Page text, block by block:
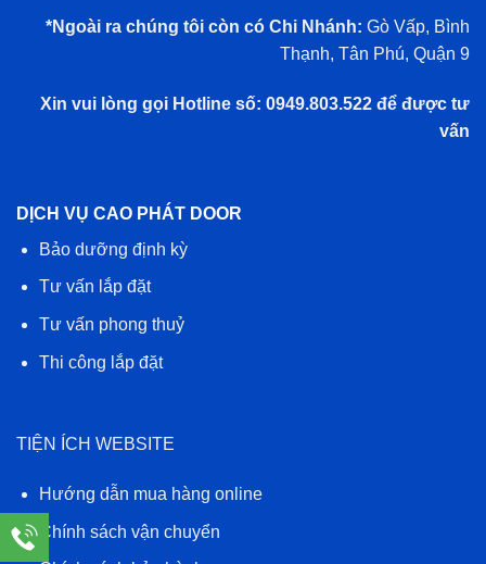
*Ngoài ra chúng tôi còn có Chi Nhánh: Gò Vấp, Bình
Thạnh, Tân Phú, Quận 9
Xin vui lòng gọi Hotline số: 0949.803.522 để được tư
vấn
DỊCH VỤ CAO PHÁT DOOR
Bảo dưỡng định kỳ
Tư vấn lắp đặt
Tư vấn phong thuỷ
Thi công lắp đặt
TIỆN ÍCH WEBSITE
Hướng dẫn mua hàng online
Chính sách vận chuyển